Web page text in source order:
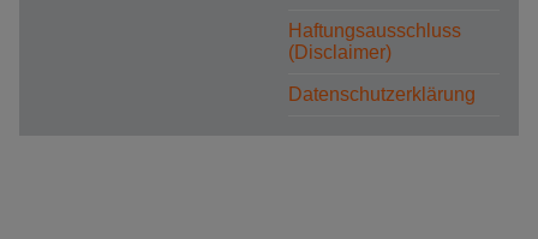
Haftungsausschluss
(Disclaimer)
Datenschutzerklärung